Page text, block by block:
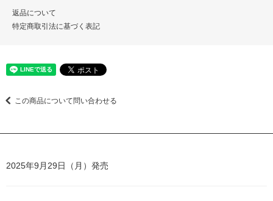
返品について
特定商取引法に基づく表記
この商品について問い合わせる
2025年9月29日（月）発売